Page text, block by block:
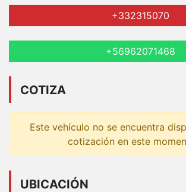
+332315070
+56962071468
COTIZA
Este vehículo no se encuentra
cotización en este
UBICACIÓN